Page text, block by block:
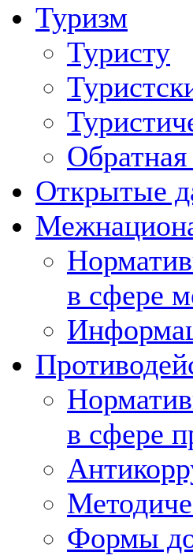
Туризм
Туристу
Обратная
Открытые
в сфере
в сфере
Формы